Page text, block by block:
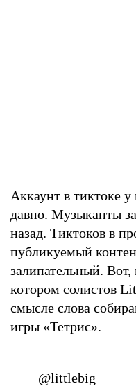
Аккаунт в тиктоке
давно. Музыканты
назад. Тиктоков в
публикуемый
залипательный.
котором солистов
смысле слова
игры «Тетрис».
@littlebig